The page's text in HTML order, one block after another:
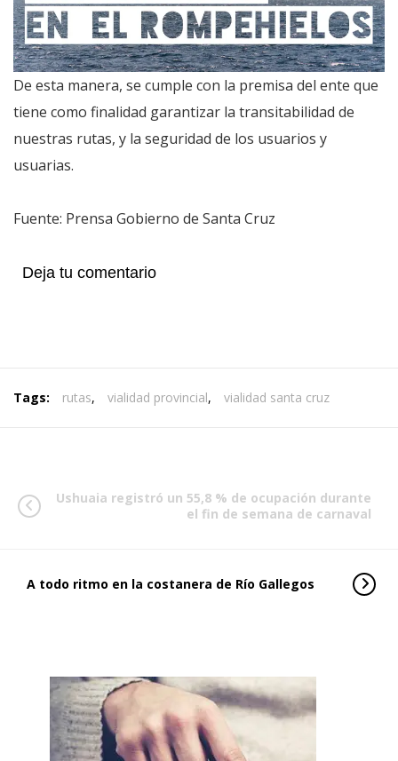
De esta manera, se cumple con la premisa del ente que
tiene como finalidad garantizar la transitabilidad de
nuestras rutas, y la seguridad de los usuarios y
usuarias.
Fuente: Prensa Gobierno de Santa Cruz
Deja tu comentario
Tags: rutas, vialidad provincial, vialidad santa cruz
Ushuaia registró un 55,8 % de ocupación durante
el fin de semana de carnaval
A todo ritmo en la costanera de Río Gallegos